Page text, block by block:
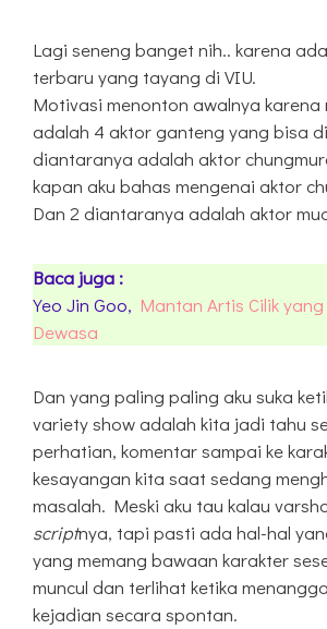
Lagi seneng banget nih.. karena
terbaru yang tayang di VIU.
Motivasi menonton awalnya karena
adalah 4 aktor ganteng yang bisa
diantaranya adalah aktor
kapan aku bahas mengenai aktor
Dan 2 diantaranya adalah aktor
Baca juga :
Yeo Jin Goo, Mantan Artis Cilik
Dewasa
Dan yang paling paling aku suka
variety show adalah kita jadi tahu
perhatian, komentar sampai ke
kesayangan kita saat sedang
masalah. Meski aku tau kalau
scriptnya, tapi pasti ada hal-hal
yang memang bawaan karakter
muncul dan terlihat ketika
kejadian secara spontan.